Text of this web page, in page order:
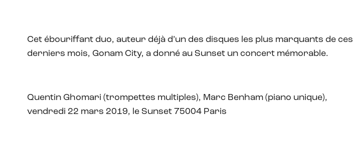
Cet ébouriffant duo, auteur déjà d’un des disques les plus marquants de ces
derniers mois, Gonam City, a donné au Sunset un concert mémorable.
Quentin Ghomari (trompettes multiples), Marc Benham (piano unique),
vendredi 22 mars 2019, le Sunset 75004 Paris